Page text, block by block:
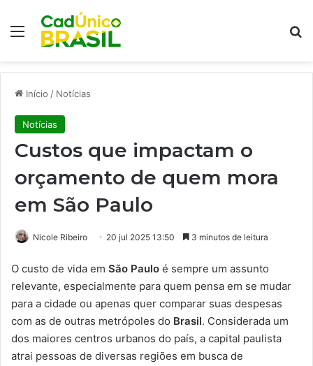
Menu
Início / Notícias
Notícias
Custos que impactam o
orçamento de quem mora
em São Paulo
Nicole Ribeiro 20 jul 2025 13:50 3 minutos de leitura
O custo de vida em São Paulo é sempre um assunto
relevante, especialmente para quem pensa em se mudar
para a cidade ou apenas quer comparar suas despesas
com as de outras metrópoles do Brasil. Considerada um
dos maiores centros urbanos do país, a capital paulista
atrai pessoas de diversas regiões em busca de